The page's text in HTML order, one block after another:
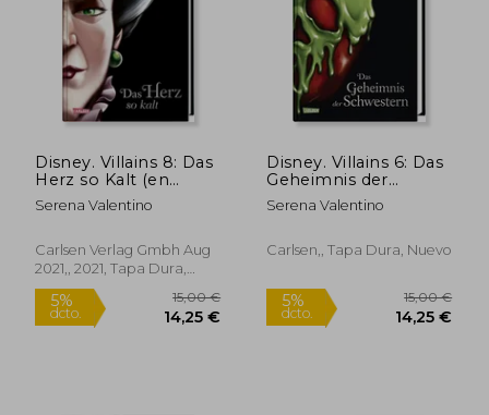
Disney. Villains 8: Das
Herz so Kalt (en
Alemán)
Serena Valentino
Carlsen Verlag Gmbh Aug
2021,, 2021, Tapa Dura,
Nuevo
Disney. Villains 6: Das
Geheimnis der
Schwestern: Die
Geschichte der
Schwestern der Welt
Serena Valentino
Carlsen,, Tapa Dura, Nuevo